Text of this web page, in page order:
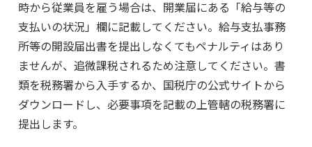
時から従業員を雇う場合は、開業届にある「給与等の
支払いの状況」欄に記載してください。給与支払事務
所等の開設届出書を提出しなくてもペナルティはあり
ませんが、追微課税されるため注意してください。書
類を税務署から入手するか、国税庁の公式サイトから
ダウンロードし、必要事項を記載の上管轄の税務署に
提出します。